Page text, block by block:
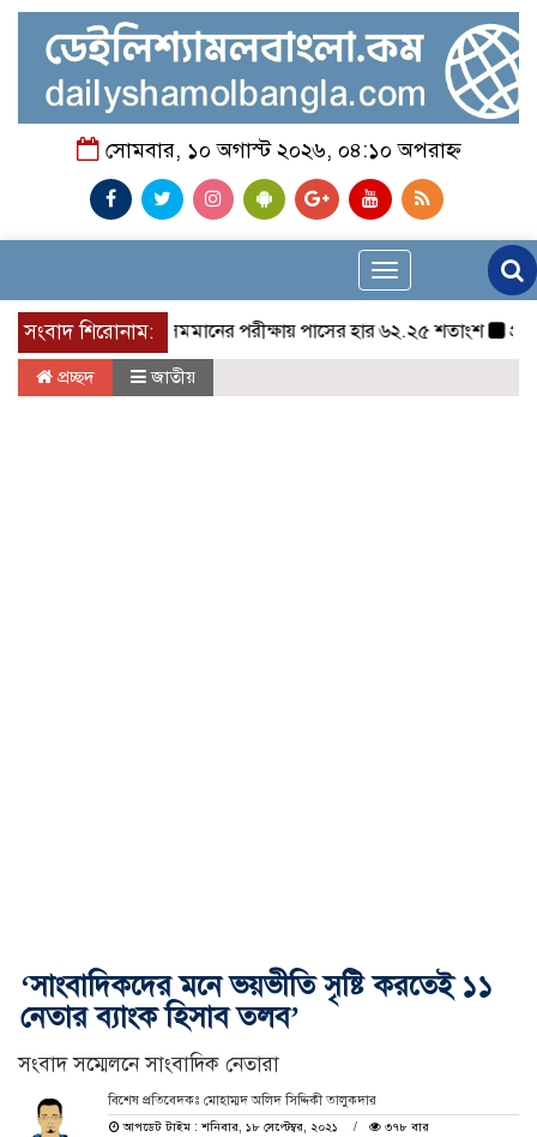
সোমবার, ১০ অগাস্ট ২০২৬, ০৪:১০ অপরাহ্ন
Toggle
navigation
সংবাদ শিরোনাম:
এসএসসি ও সমমানের পরীক্ষায় পাসের হার ৬২.২৫ শতাংশ
প্রচ্ছদ জাতীয়
‘সাংবাদিকদের মনে ভয়ভীতি সৃষ্টি করতেই ১১
নেতার ব্যাংক হিসাব তলব’
সংবাদ সম্মেলনে সাংবাদিক নেতারা
বিশেষ প্রতিবেদকঃ মোহাম্মদ অলিদ সিদ্দিকী তালুকদার
আপডেট টাইম : শনিবার, ১৮ সেপ্টেম্বর, ২০২১
৩৭৮ বার